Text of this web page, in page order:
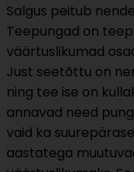
Salgus peitub
Teepungad on
väärtuslikumad
Just seetõttu on
ning tee ise on
annavad need
vaid ka
aastatega